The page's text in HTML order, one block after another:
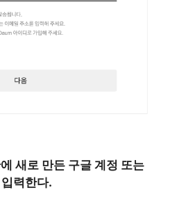
새로 만든 구글 계정 또는
력한다.